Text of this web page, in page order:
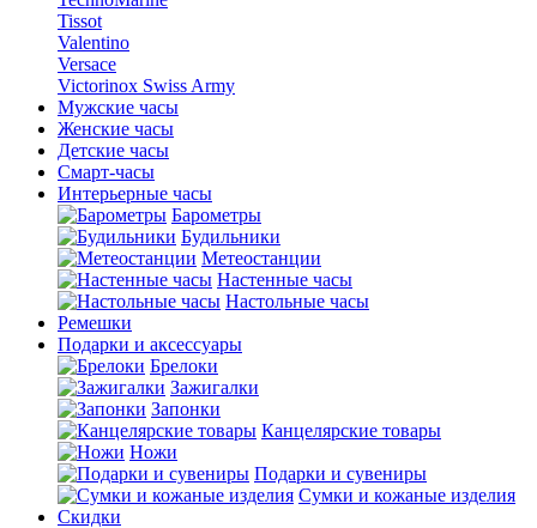
Tissot
Valentino
Versace
Victorinox Swiss Army
Мужские часы
Женские часы
Детские часы
Смарт-часы
Интерьерные часы
Барометры
Будильники
Метеостанции
Настенные часы
Настольные часы
Ремешки
Подарки и аксессуары
Брелоки
Зажигалки
Запонки
Канцелярские товары
Ножи
Подарки и сувениры
Сумки и кожаные изделия
Скидки